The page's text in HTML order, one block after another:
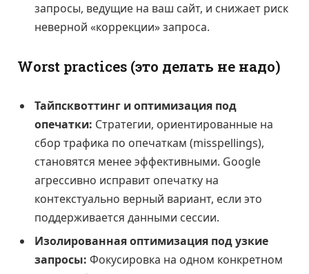
запросы, ведущие на ваш сайт, и снижает риск
неверной «коррекции» запроса.
Worst practices (это делать не надо)
Тайпсквоттинг и оптимизация под
опечатки: Стратегии, ориентированные на
сбор трафика по опечаткам (misspellings),
становятся менее эффективными. Google
агрессивно исправит опечатку на
контекстуально верный вариант, если это
поддерживается данными сессии.
Изолированная оптимизация под узкие
запросы: Фокусировка на одном конкретном